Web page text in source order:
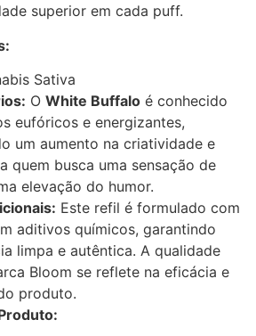
superior em cada puff.
Sativa
O White Buffalo é conhecido
eufóricos e energizantes,
um aumento na criatividade e
quem busca uma sensação de
elevação do humor.
Este refil é formulado com
aditivos químicos, garantindo
limpa e autêntica. A qualidade
Bloom se reflete na eficácia e
produto.